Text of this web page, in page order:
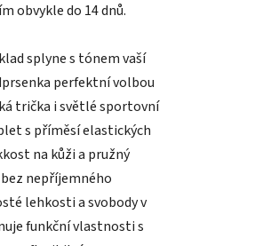
obvykle do 14 dnů.
splyne s tónem vaší
perfektní volbou
trička i světlé sportovní
s příměsí elastických
na kůži a pružný
nepříjemného
lehkosti a svobody v
funkční vlastnosti s